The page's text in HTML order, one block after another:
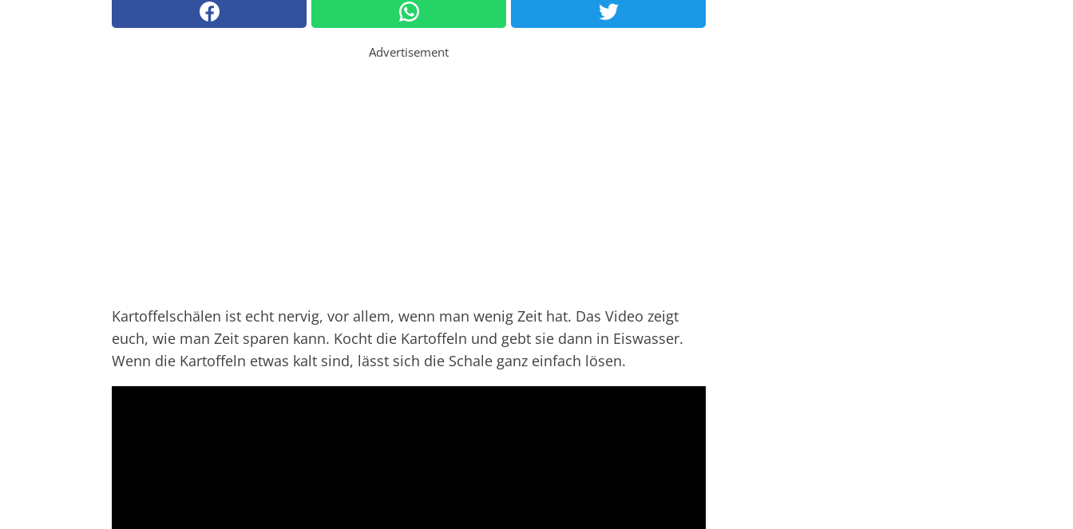
Advertisement
Kartoffelschälen ist echt nervig, vor allem, wenn man wenig Zeit hat. Das Video zeigt
euch, wie man Zeit sparen kann. Kocht die Kartoffeln und gebt sie dann in Eiswasser.
Wenn die Kartoffeln etwas kalt sind, lässt sich die Schale ganz einfach lösen.